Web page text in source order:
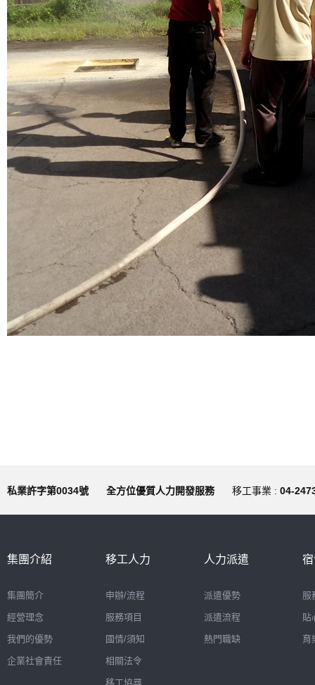
私業許字第0034號 全方位優質人力開發服務 移工事業 : 04-
集團介紹
集團簡介
經營理念
我們的優勢
企業社會責任
移工人力
申辦/流程
服務項目
國情/須知
相關法令
移工協尋
人力派遣
派遣優勢
派遣流程
熱門職缺
服
貼
育